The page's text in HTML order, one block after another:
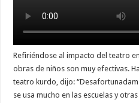
Refiriéndose al impacto del teatro
obras de niños son muy efectivas.
teatro kurdo, dijo:
se usa mucho en las escuelas y